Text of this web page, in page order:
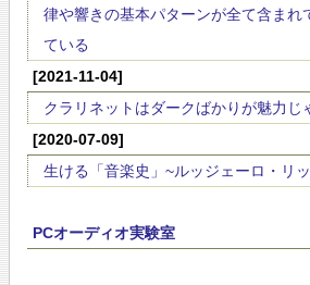
律や響きの基本パターンが全て含まれ
ている
[2021-11-04]
クラリネットはダークばかりが魅力じ
[2020-07-09]
生ける「音楽史」~ルッジェーロ・リ
PCオーディオ実験室